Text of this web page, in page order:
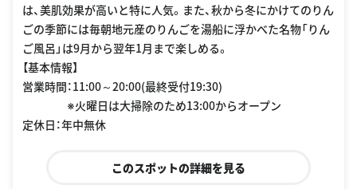
は、美肌効果が高いと特に人気。また、秋から冬にかけてのりん
ごの季節には毎朝地元産のりんごを湯船に浮かべた名物「りん
ご風呂」は9月から翌年1月まで楽しめる。
【基本情報】
営業時間：11:00～20:00(最終受付19:30)
※火曜日は大掃除のため13:00からオープン
定休日：年中無休
このスポットの詳細を見る